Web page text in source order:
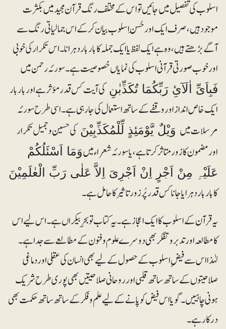
اسلوب کی تفصیل میں جائیں تو اس کے مختلف رنگ قرآن مجید میں بکثرت
موجود ہیں، صرف ایک اور حُسنِ اسلوب بیان کرکے اس جمالیاتی رنگ سے
آگے بڑھتے ہیں، وہ ہے ایک لفظ یا ایک جملہ کا بار بار دہرانا۔ اس تکرار کی خوبی
اور خوب صورتی قرآنی اسلوب کی نمایاں خصوصیت ہے۔ سورئہ رحمن میں
فَبِاَیِّ اٰلَآئِ رَبِّکُمَا تُکَذِّبٰنِ کی آیت کس قدر مؤثر ہے اور بار بار
ایک خاص انداز اور وقفے کے ساتھ استعمال کی جارہی ہے۔ اسی طرح سورئہ
مرسلات میںوَیْلٌ یَّوْمَئِذٍ لِّلْمُکَذِّبِیْنَ کی حسین و جمیل تکرار
اور مضمون کا زور متاثر کرتا ہے، یا سورئہ شعراء میںوَمَا اَسْئَلُکُمْ
عَلَیْہِ مِنْ اَجْرٍ اِنْ اَجْرِیَ اِلاَّ عَلٰی رَبِّ الْعٰلَمِیْنَ
کا بار بار دہرایا جانا کس قدر پُرزور تاثیر کا حامل ہے۔
یہ قرآن کے اسلوب کا ایک اعجاز ہے۔ یہ کتاب تو بحرِبیکراں ہے۔ اس لیے اس
کا مطالعہ اور تدبر و تفکر بھی دوسرے علوم و فنون کے مطالعے سے جدا ہے۔
لہٰذا اس سے فیضِ اسلوب کے حصول کے لیے بھی انسان کی عقلی اور دماغی
صلاحیتوں کے ساتھ ساتھ قلبی اور روحانی صلاحیتیں بھی پوری طرح شریک
ہونی چاہییں۔ گویا اس فیض کو پانے کے لیے علم وفکر کے ساتھ ساتھ حکمت بھی
درکار ہے۔